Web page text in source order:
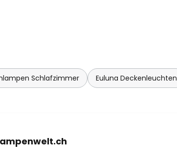
Schlafzimmer Euluna Deckenleuchten